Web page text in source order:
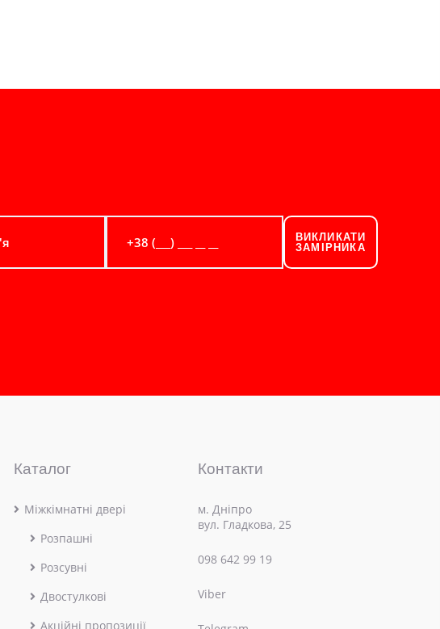
ВИКЛИКАТИ
ЗАМІРНИКА
Каталог
Міжкімнатні двері
Розпашні
Розсувні
Двостулкові
Акційні пропозиції
Контакти
м. Дніпро
вул. Гладкова, 25
098 642 99 19
Viber